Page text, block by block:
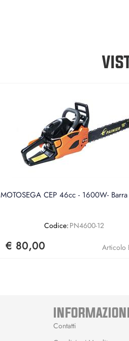
MOTOSEGA CEP 46cc - 1600W-
Codice: PN4600-12
€ 80,00 Articolo
INFORMAZIONI
Contatti